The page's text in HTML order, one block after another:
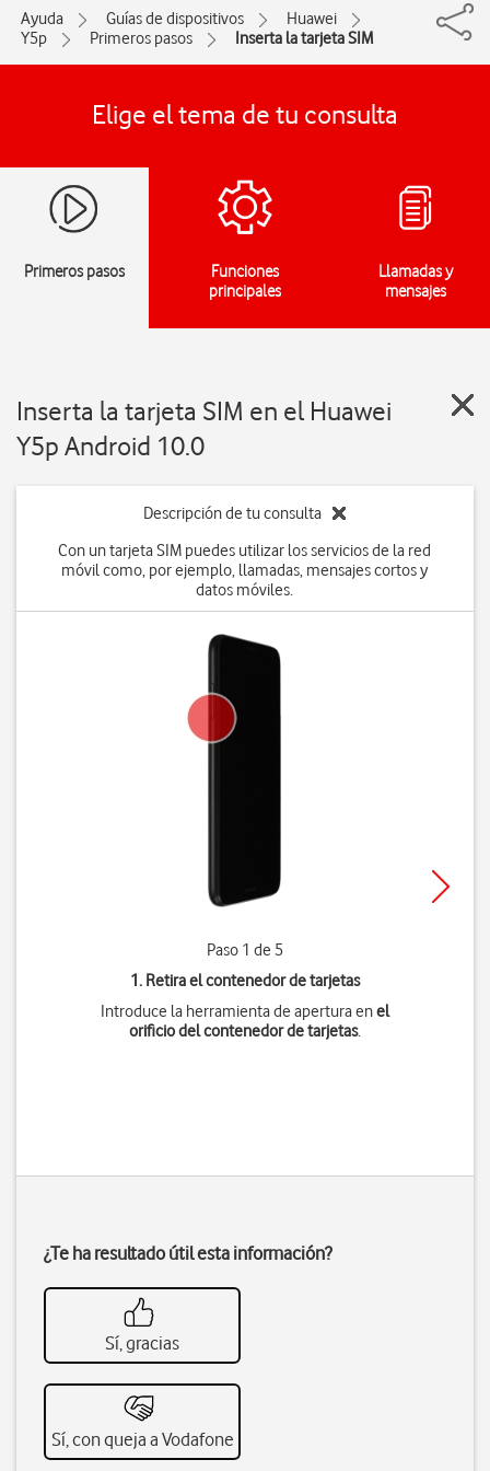
Ayuda Guías de dispositivos
Huawei
Y5p
Primeros pasos Inserta la tarjeta SIM
Elige el tema de tu consulta
Primeros pasos
Funciones
principales
Llamadas y
mensajes
Inserta la tarjeta SIM en el Huawei
Y5p Android 10.0
Descripción de tu consulta
Con un tarjeta SIM puedes utilizar los servicios de la red
móvil como, por ejemplo, llamadas, mensajes cortos y
datos móviles.
Paso 1 de 5
1. Retira el contenedor de tarjetas
Introduce la herramienta de apertura enel
orificio del contenedor de tarjetas.
¿Te ha resultado útil esta información?
Sí, gracias
Sí, con queja a Vodafone